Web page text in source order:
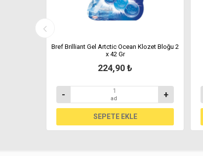
Bref Brilliant Gel Artctic Ocean Klozet Bloğu 2
x 42 Gr
224,90 ₺
- ad +